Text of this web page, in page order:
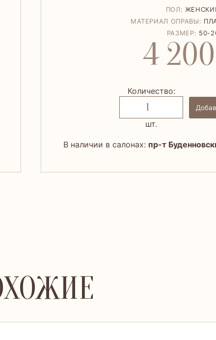
ПОЛ:
МАТЕРИАЛ ОПРАВЫ:
РАЗМЕР: 50-
4 200
Количество:
шт.
В наличии в салонах: пр-т